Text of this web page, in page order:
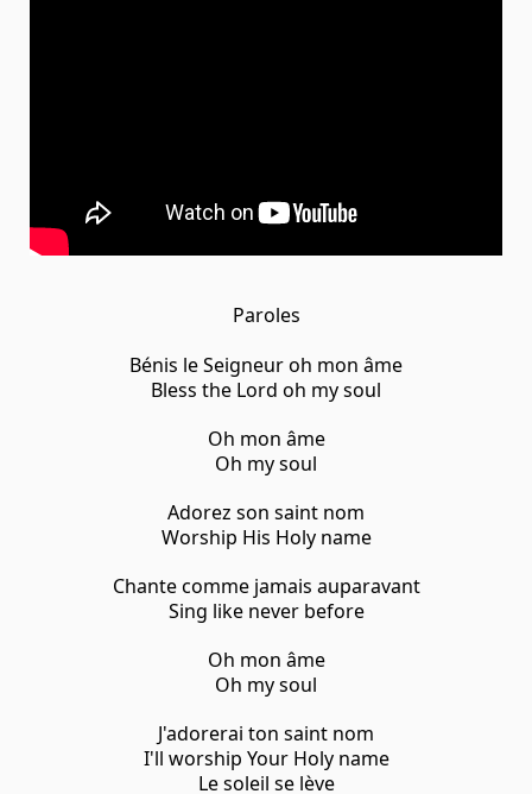
Paroles
Bénis le Seigneur oh mon âme
Bless the Lord oh my soul
Oh mon âme
Oh my soul
Adorez son saint nom
Worship His Holy name
Chante comme jamais auparavant
Sing like never before
Oh mon âme
Oh my soul
J'adorerai ton saint nom
I'll worship Your Holy name
Le soleil se lève